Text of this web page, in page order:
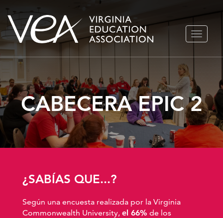
Ir
al
contenido
CABECERA EPIC 2
¿SABÍAS QUE...?
Según una encuesta realizada por la Virginia
Commonwealth University, el 66% de los